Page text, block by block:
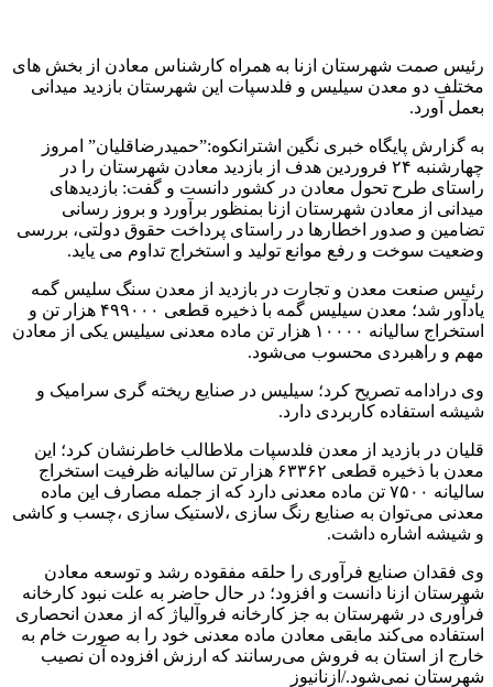
رئیس صمت شهرستان ازنا به همراه کارشناس معادن از بخش های
مختلف دو معدن سیلیس و فلدسپات این شهرستان بازدید میدانی
بعمل آورد.
به گزارش پایگاه خبری نگین اشترانکوه:”حمیدرضاقلیان” امروز
چهارشنبه ۲۴ فروردین هدف از بازدید معادن شهرستان را در
راستای طرح تحول معادن در کشور دانست و گفت: بازدیدهای
میدانی از معادن شهرستان ازنا بمنظور برآورد و بروز رسانی
تضامین و صدور اخطارها در راستای پرداخت حقوق دولتی، بررسی
وضعیت سوخت و رفع موانع تولید و استخراج تداوم می یاید.
رئیس صنعت معدن و تجارت در بازدید از معدن سنگ سلیس گمه
یادآور شد؛ معدن سیلیس گمه با ذخیره قطعی ۴۹۹۰۰۰ هزار تن و
استخراج سالیانه ۱۰۰۰۰ هزار تن ماده معدنی سیلیس یکی از معادن
مهم و راهبردی محسوب می‌شود.
وی درادامه تصريح کرد؛ سیلیس در صنایع ریخته گری سرامیک و
شیشه استفاده کاربردی دارد.
قلیان در بازدید از معدن فلدسپات ملاطالب خاطرنشان کرد؛ این
معدن با ذخیره قطعی ۶۳۳۶۲ هزار تن سالیانه ظرفیت استخراج
سالیانه ۷۵۰۰ تن ماده معدنی دارد که از جمله مصارف این ماده
معدنی می‌توان به صنایع رنگ سازی ،لاستیک سازی ،چسب و کاشی
و شیشه اشاره داشت.
وی فقدان صنایع فرآوری را حلقه مفقوده رشد و توسعه معادن
شهرستان ازنا دانست و افزود؛ در حال حاضر به علت نبود کارخانه
فرآوری در شهرستان به جز کارخانه فروآلیاژ که از معدن انحصاری
استفاده می‌کند مابقی معادن ماده معدنی خود را به صورت خام به
خارج از استان به فروش می‌رسانند که ارزش افزوده آن نصیب
شهرستان نمی‌شود./ازنانیوز